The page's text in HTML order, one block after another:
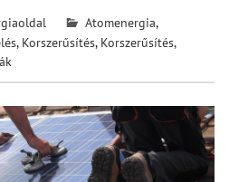
Atomenergia,
, Korszerűsítés, Korszerűsítés,